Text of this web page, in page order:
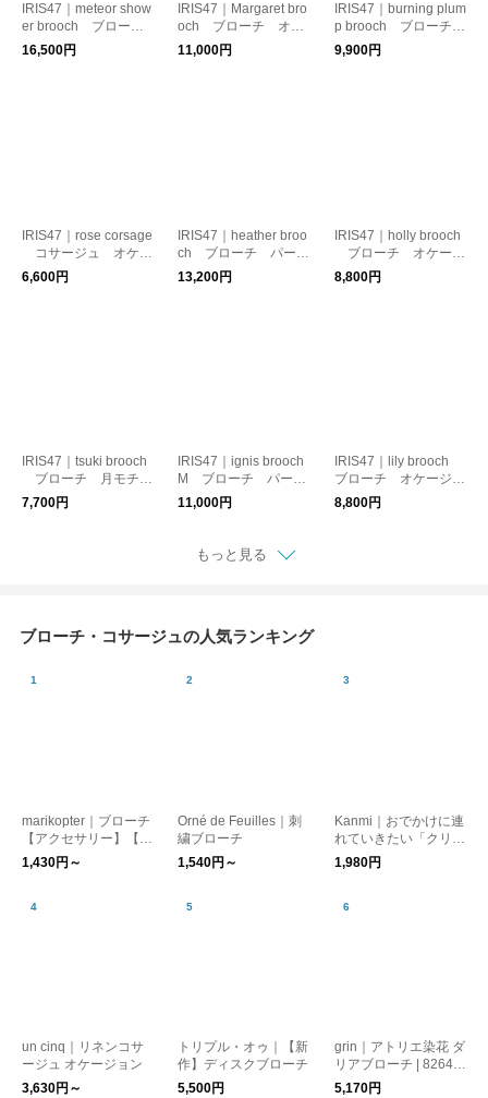
IRIS47｜meteor show
er brooch ブロー
チ コスチュームジュ
エリー 星モチーフ
16,500円
IRIS47｜Margaret bro
och ブローチ オケ
ージョン フォーマル
11,000円
IRIS47｜burning plum
p brooch ブローチ
ベルベット オケージ
ョン
9,900円
IRIS47｜rose corsage
コサージュ オケー
ジョン
6,600円
IRIS47｜heather broo
ch ブローチ パー
ル オケージョン
13,200円
IRIS47｜holly brooch
ブローチ オケージ
ョン
8,800円
IRIS47｜tsuki brooch
ブローチ 月モチー
フ 日本製
7,700円
IRIS47｜ignis brooch
M ブローチ パー
ル 日本製
11,000円
IRIS47｜lily brooch
ブローチ オケージョ
ン
8,800円
もっと見る
ブローチ・コサージュの人気ランキング
marikopter｜ブローチ
【アクセサリー】【プ
レゼント】
1,430円～
Orné de Feuilles｜刺
繍ブローチ
1,540円～
Kanmi｜おでかけに連
れていきたい「クリア
ウッド アニマル ブロ
ーチ」【SP21-85】
1,980円
un cinq｜リネンコサ
ージュ オケージョン
3,630円～
トリプル・オゥ｜【新
作】ディスクブローチ
5,500円
grin｜アトリエ染花 ダ
リアブローチ | 8264A-
012
5,170円